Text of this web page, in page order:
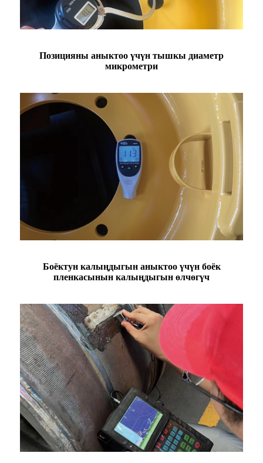
Позицияны аныктоо үчүн тышкы диаметр
микрометри
Боёктун калыңдыгын аныктоо үчүн боёк
пленкасынын калыңдыгын өлчөгүч